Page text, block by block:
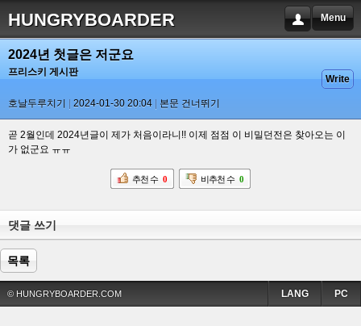
HUNGRYBOARDER Menu
2024년 첫글은 저군요
프리스키 게시판
호날두루치기 2024-01-30 20:04 본문 건너뛰기
Write
곧 2월인데 2024년글이 제가 처음이라니!! 이제 점점 이 비밀던전은 찾아오는 이
가 없군요 ㅠㅠ
추천 수 0 비추천 수 0
댓글 쓰기
목록
© HUNGRYBOARDER.COM PC
LANG